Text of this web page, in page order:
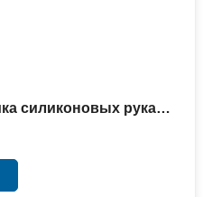
Как выбрать поставщика силиконовых рукавов